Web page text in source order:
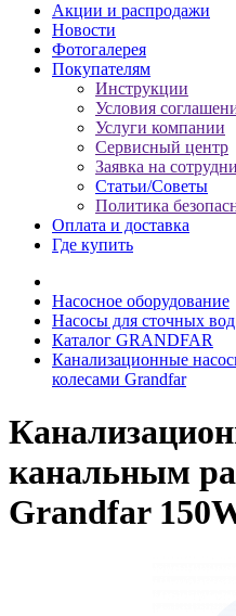
Акции и распродажи
Новости
Фотогалерея
Покупателям
Инструкции
Условия
Услуги компании
Сервисный центр
Заявка на
Статьи/Советы
Политика
Оплата и доставка
Где купить
Насосное оборудование
Насосы для сточных вод
Каталог GRANDFAR
Канализационные
колесами Grandfar
канальным
Grandfar